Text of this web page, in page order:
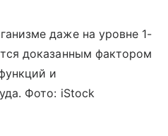
даже на уровне 1-
доказанным фактором
и
Фото: iStock